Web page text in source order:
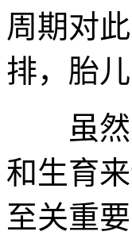
周期对
排，胎
虽然同
和生育
至关重